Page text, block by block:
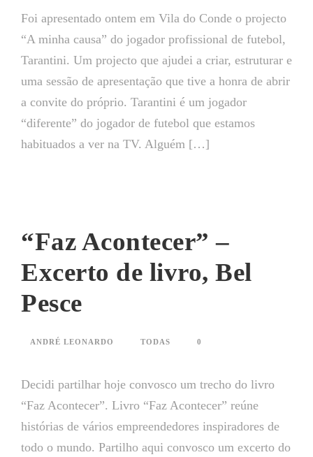
Foi apresentado ontem em Vila do Conde o projecto
“A minha causa” do jogador profissional de futebol,
Tarantini. Um projecto que ajudei a criar, estruturar e
uma sessão de apresentação que tive a honra de abrir
a convite do próprio. Tarantini é um jogador
“diferente” do jogador de futebol que estamos
habituados a ver na TV. Alguém […]
“Faz Acontecer” –
Excerto de livro, Bel
Pesce
ANDRÉ LEONARDO TODAS 0
Decidi partilhar hoje convosco um trecho do livro
“Faz Acontecer”. Livro “Faz Acontecer” reúne
histórias de vários empreendedores inspiradores de
todo o mundo. Partilho aqui convosco um excerto do